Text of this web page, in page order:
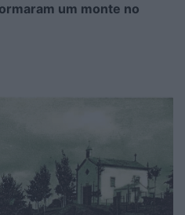
um monte no